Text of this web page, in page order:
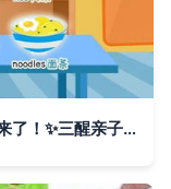
寒假带娃没烦恼，高质量亲子陪伴指南来了！✨三醒亲子成长